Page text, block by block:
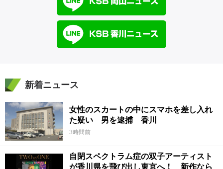
新着ニュース
女性のスカートの中にスマホを差し入れ
た疑い 男を逮捕 香川
3時間前
自閉スペクトラム症の双子アーティスト
が香川県を飛び出し東京へ！ 新作なら